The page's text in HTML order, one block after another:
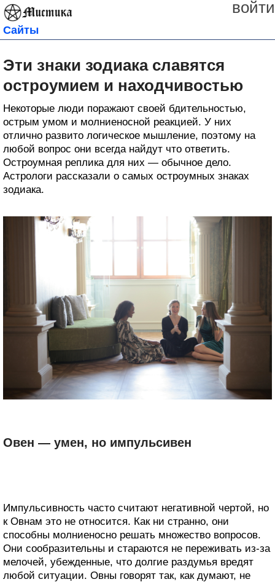
войти
Сайты
Эти знаки зодиака славятся
остроумием и находчивостью
Некоторые люди поражают своей бдительностью,
острым умом и молниеносной реакцией. У них
отлично развито логическое мышление, поэтому на
любой вопрос они всегда найдут что ответить.
Остроумная реплика для них — обычное дело.
Астрологи рассказали о самых остроумных знаках
зодиака.
Овен — умен, но импульсивен
Импульсивность часто считают негативной чертой, но
к Овнам это не относится. Как ни странно, они
способны молниеносно решать множество вопросов.
Они сообразительны и стараются не переживать из-за
мелочей, убежденные, что долгие раздумья вредят
любой ситуации. Овны говорят так, как думают, не